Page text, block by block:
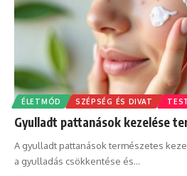
ÉLETMÓD SZÉPSÉG ÉS DIVAT
Gyulladt pattanások kezelése
A gyulladt pattanások természetes
a gyulladás csökkentése és…